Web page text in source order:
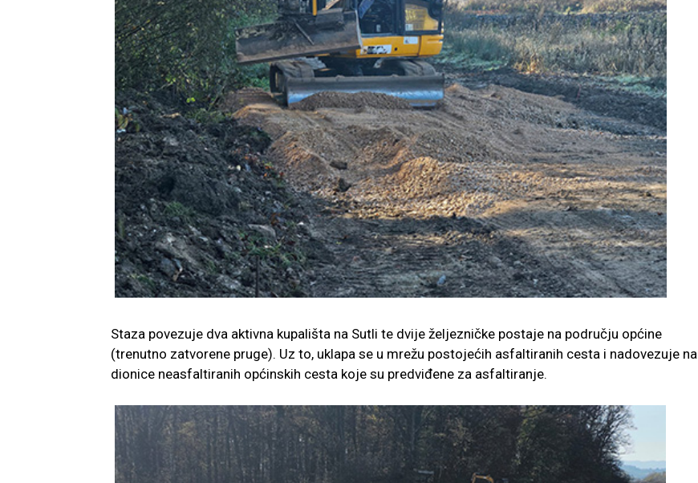
Staza povezuje dva aktivna kupališta na Sutli te dvije željezničke postaje na području općine
(trenutno zatvorene pruge). Uz to, uklapa se u mrežu postojećih asfaltiranih cesta i nadovezuje na
dionice neasfaltiranih općinskih cesta koje su predviđene za asfaltiranje.